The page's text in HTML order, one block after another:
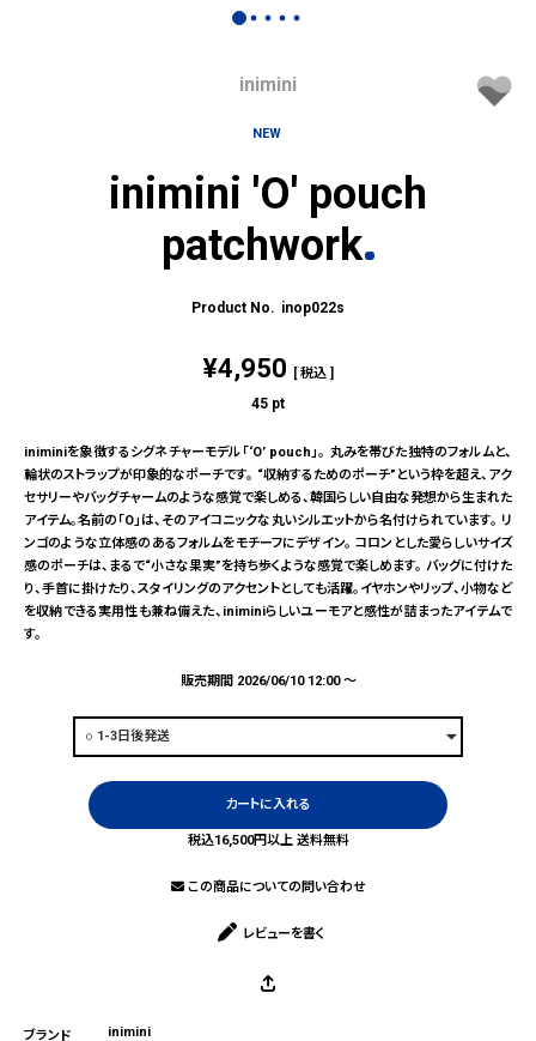
inimini
NEW
inimini 'O' pouch
patchwork
inop022s
¥4,950 税込
45 pt
iniminiを象徴するシグネチャーモデル「‘O’ pouch」。 丸みを帯びた独特のフォルムと、
輪状のストラップが印象的なポーチです。 “収納するためのポーチ”という枠を超え、アク
セサリーやバッグチャームのような感覚で楽しめる、韓国らしい自由な発想から生まれた
アイテム。名前の「O」は、そのアイコニックな丸いシルエットから名付けられています。 リ
ンゴのような立体感のあるフォルムをモチーフにデザイン。 コロンとした愛らしいサイズ
感のポーチは、まるで“小さな果実”を持ち歩くような感覚で楽しめます。 バッグに付けた
り、手首に掛けたり、スタイリングのアクセントとしても活躍。イヤホンやリップ、小物など
を収納できる実用性も兼ね備えた、iniminiらしいユーモアと感性が詰まったアイテムで
す。
販売期間 2026/06/10 12:00〜
カートに入れる
税込16,500円以上 送料無料
この商品についての問い合わせ
レビューを書く
inimini